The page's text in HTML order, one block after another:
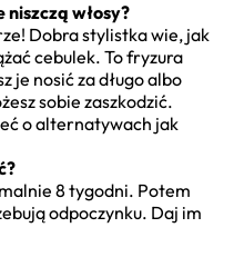
włosy?
Dobra stylistka wie, jak
cebulek. To fryzura
je nosić za długo albo
sobie zaszkodzić.
o alternatywach jak
8 tygodni. Potem
odpoczynku. Daj im